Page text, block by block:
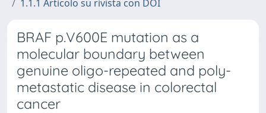
1.1.1 Articolo su rivista con DOI
BRAF p.V600E mutation as a
molecular boundary between
genuine oligo-repeated and poly-
metastatic disease in colorectal
cancer